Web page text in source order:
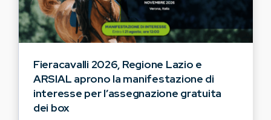
Fieracavalli 2026, Regione Lazio e
ARSIAL aprono la manifestazione di
interesse per l’assegnazione gratuita
dei box